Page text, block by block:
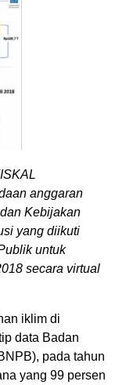
anggaran
Kebijakan
yang diikuti
untuk
secara virtual
iklim di
data Badan
pada tahun
yang 99 persen